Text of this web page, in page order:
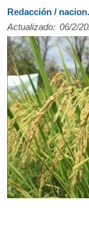
Redacción /
Actualizado: 06/2/